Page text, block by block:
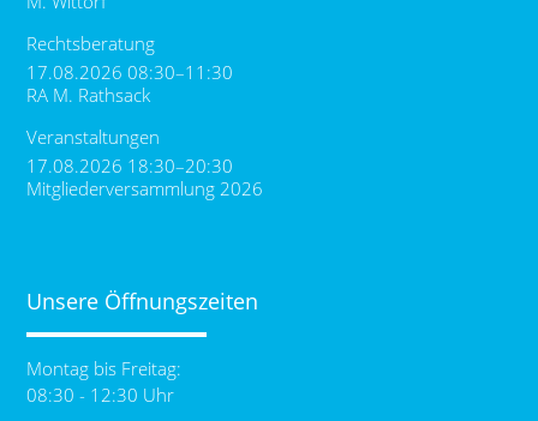
Rechtsberatung
17.08.2026 08:30–11:30
RA M. Rathsack
Veranstaltungen
17.08.2026 18:30–20:30
Mitgliederversammlung 2026
Unsere Öffnungszeiten
Montag bis Freitag:
08:30 - 12:30 Uhr